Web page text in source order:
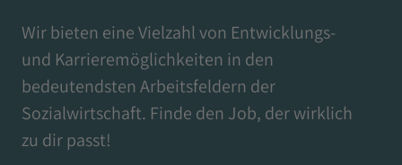
Wir bieten eine Vielzahl von Entwicklungs-
und Karrieremöglichkeiten in den
bedeutendsten Arbeitsfeldern der
Sozialwirtschaft. Finde den Job, der wirklich
zu dir passt!